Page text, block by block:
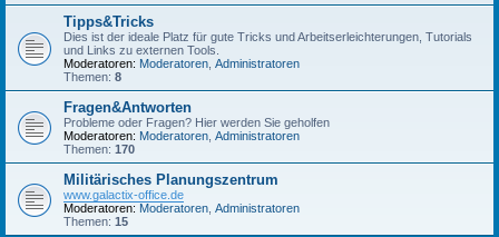
Tipps&Tricks
Dies ist der ideale Platz für gute Tricks und Arbeitserleichterungen, Tutorials
und Links zu externen Tools.
Moderatoren: Moderatoren Administratoren
Themen: 8
Fragen&Antworten
Probleme oder Fragen? Hier werden Sie geholfen
Moderatoren: Moderatoren Administratoren
Themen: 170
Militärisches Planungszentrum
www.galactix-office.de
Moderatoren: Moderatoren Administratoren
Themen: 15